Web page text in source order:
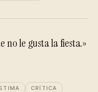
no le gusta la fiesta.»
CRÍTICA